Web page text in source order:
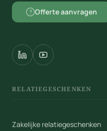
? Offerte aanvragen
RELATIEGESCHENKEN
Zakelijke relatiegeschenken